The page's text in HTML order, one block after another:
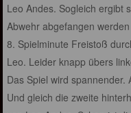
Leo Andes. Sogleich ergibt
Abwehr abgefangen
8. Spielminute Freistoß
Leo. Leider knapp übers
Das Spiel wird spannender.
Und gleich die zweite